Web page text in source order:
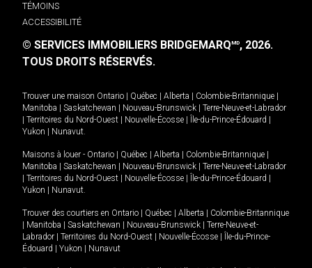
TÉMOINS
ACCESSIBILITÉ
© SERVICES IMMOBILIERS BRIDGEMARQMD, 2026.
TOUS DROITS RÉSERVÉS.
Trouver une maison Ontario Québec Alberta Colombie-Britannique
Manitoba
Saskatchewan Nouveau-Brunswick
Terre-Neuve-et-Labrador
Territoires du Nord-Ouest Nouvelle-Écosse Île-du-Prince-Édouard
Yukon
Nunavut.
Maisons à louer - Ontario Québec Alberta Colombie-Britannique
Manitoba
Saskatchewan Nouveau-Brunswick
Terre-Neuve-et-Labrador
Territoires du Nord-Ouest Nouvelle-Écosse Île-du-Prince-Édouard
Yukon
Nunavut.
Trouver des courtiers en Ontario Québec Alberta
Colombie-Britannique
Manitoba Saskatchewan Nouveau-Brunswick
Terre-Neuve-et-
Labrador
Territoires du Nord-Ouest Nouvelle-Écosse
Île-du-Prince-
Édouard
Yukon Nunavut